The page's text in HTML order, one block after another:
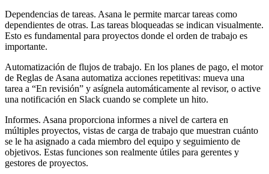
Dependencias de tareas. Asana le permite marcar tareas como
dependientes de otras. Las tareas bloqueadas se indican visualmente.
Esto es fundamental para proyectos donde el orden de trabajo es
importante.
Automatización de flujos de trabajo. En los planes de pago, el motor
de Reglas de Asana automatiza acciones repetitivas: mueva una
tarea a “En revisión” y asígnela automáticamente al revisor, o active
una notificación en Slack cuando se complete un hito.
Informes. Asana proporciona informes a nivel de cartera en
múltiples proyectos, vistas de carga de trabajo que muestran cuánto
se le ha asignado a cada miembro del equipo y seguimiento de
objetivos. Estas funciones son realmente útiles para gerentes y
gestores de proyectos.